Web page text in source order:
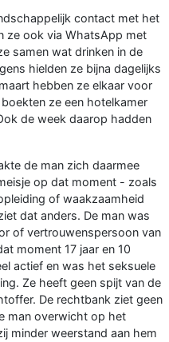
contact met het
ze ook via WhatsApp met
samen wat drinken in de
hielden ze bijna dagelijks
hebben ze elkaar voor
ze een hotelkamer
de week daarop hadden
de man zich daarmee
op dat moment - zoals
of waakzaamheid
dat anders. De man was
of vertrouwenspersoon van
moment 17 jaar en 10
actief en was het seksuele
Ze heeft geen spijt van de
De rechtbank ziet geen
man overwicht op het
minder weerstand aan hem